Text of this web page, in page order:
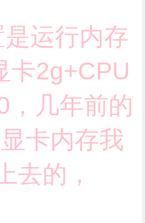
是运行内存
卡2g+CPU
，几年前的
卡内存我
去的，